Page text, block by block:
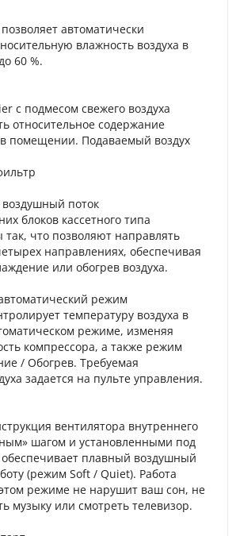
автоматически
влажность воздуха в
60 %.
с подмесом свежего воздуха
относительное содержание
в помещении. Подаваемый воздух
поток
блоков кассетного типа
так, что позволяют направлять
направлениях, обеспечивая
или обогрев воздуха.
режим
температуру воздуха в
режиме, изменяя
компрессора, а также режим
/ Обогрев. Требуемая
задается на пульте управления.
вентилятора внутреннего
шагом и установленными под
плавный воздушный
(режим Soft / Quiet). Работа
режиме не нарушит ваш сон, не
музыку или смотреть телевизор.